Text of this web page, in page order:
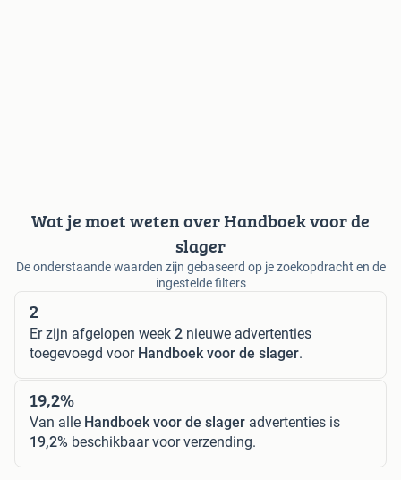
Wat je moet weten over Handboek voor de
slager
De onderstaande waarden zijn gebaseerd op je zoekopdracht en de
ingestelde filters
2
Er zijn afgelopen week 2 nieuwe advertenties
toegevoegd voor Handboek voor de slager.
19,2%
Van alle Handboek voor de slager advertenties is
19,2% beschikbaar voor verzending.